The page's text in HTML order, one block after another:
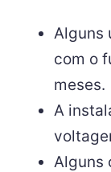
Alguns
com o
meses.
A
Alguns